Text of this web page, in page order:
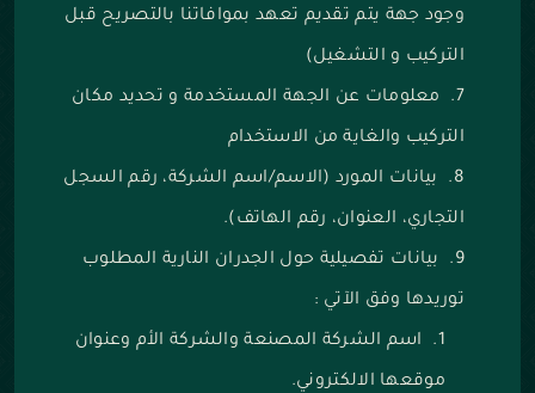
وجود جهة يتم تقديم تعهد بموافاتنا بالتصريح قبل
التركيب و التشغيل)
معلومات عن الجهة المستخدمة و تحديد مكان
التركيب والغاية من الاستخدام
بيانات المورد (الاسم/اسم الشركة، رقم السجل
التجاري، العنوان، رقم الهاتف).
بيانات تفصيلية حول الجدران النارية المطلوب
توريدها وفق الآتي :
اسم الشركة المصنعة والشركة الأم وعنوان
موقعها الالكتروني.